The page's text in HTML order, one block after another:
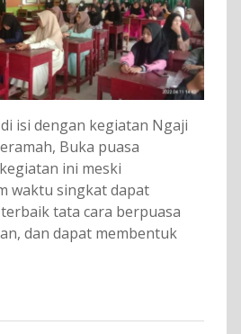
isi dengan kegiatan Ngaji
Buka puasa
ini meski
waktu singkat dapat
tata cara berpuasa
dan dapat membentuk